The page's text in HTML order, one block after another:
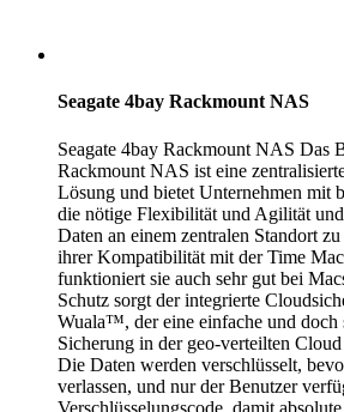
Seagate 4bay Rackmount NAS
Seagate 4bay Rackmount NAS Das
Rackmount NAS ist eine
Lösung und bietet Unternehmen mit
die nötige Flexibilität und Agilität
Daten an einem zentralen Standort
ihrer Kompatibilität mit der Time
funktioniert sie auch sehr gut bei
Schutz sorgt der integrierte
Wuala™, der eine einfache und doch
Sicherung in der geo-verteilten
Die Daten werden verschlüsselt,
verlassen, und nur der Benutzer
Verschlüsselungscode, damit